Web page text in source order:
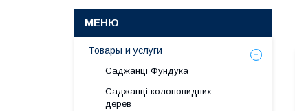
Товары и услуги
Саджанці Фундука
Саджанці колоновидних
дерев